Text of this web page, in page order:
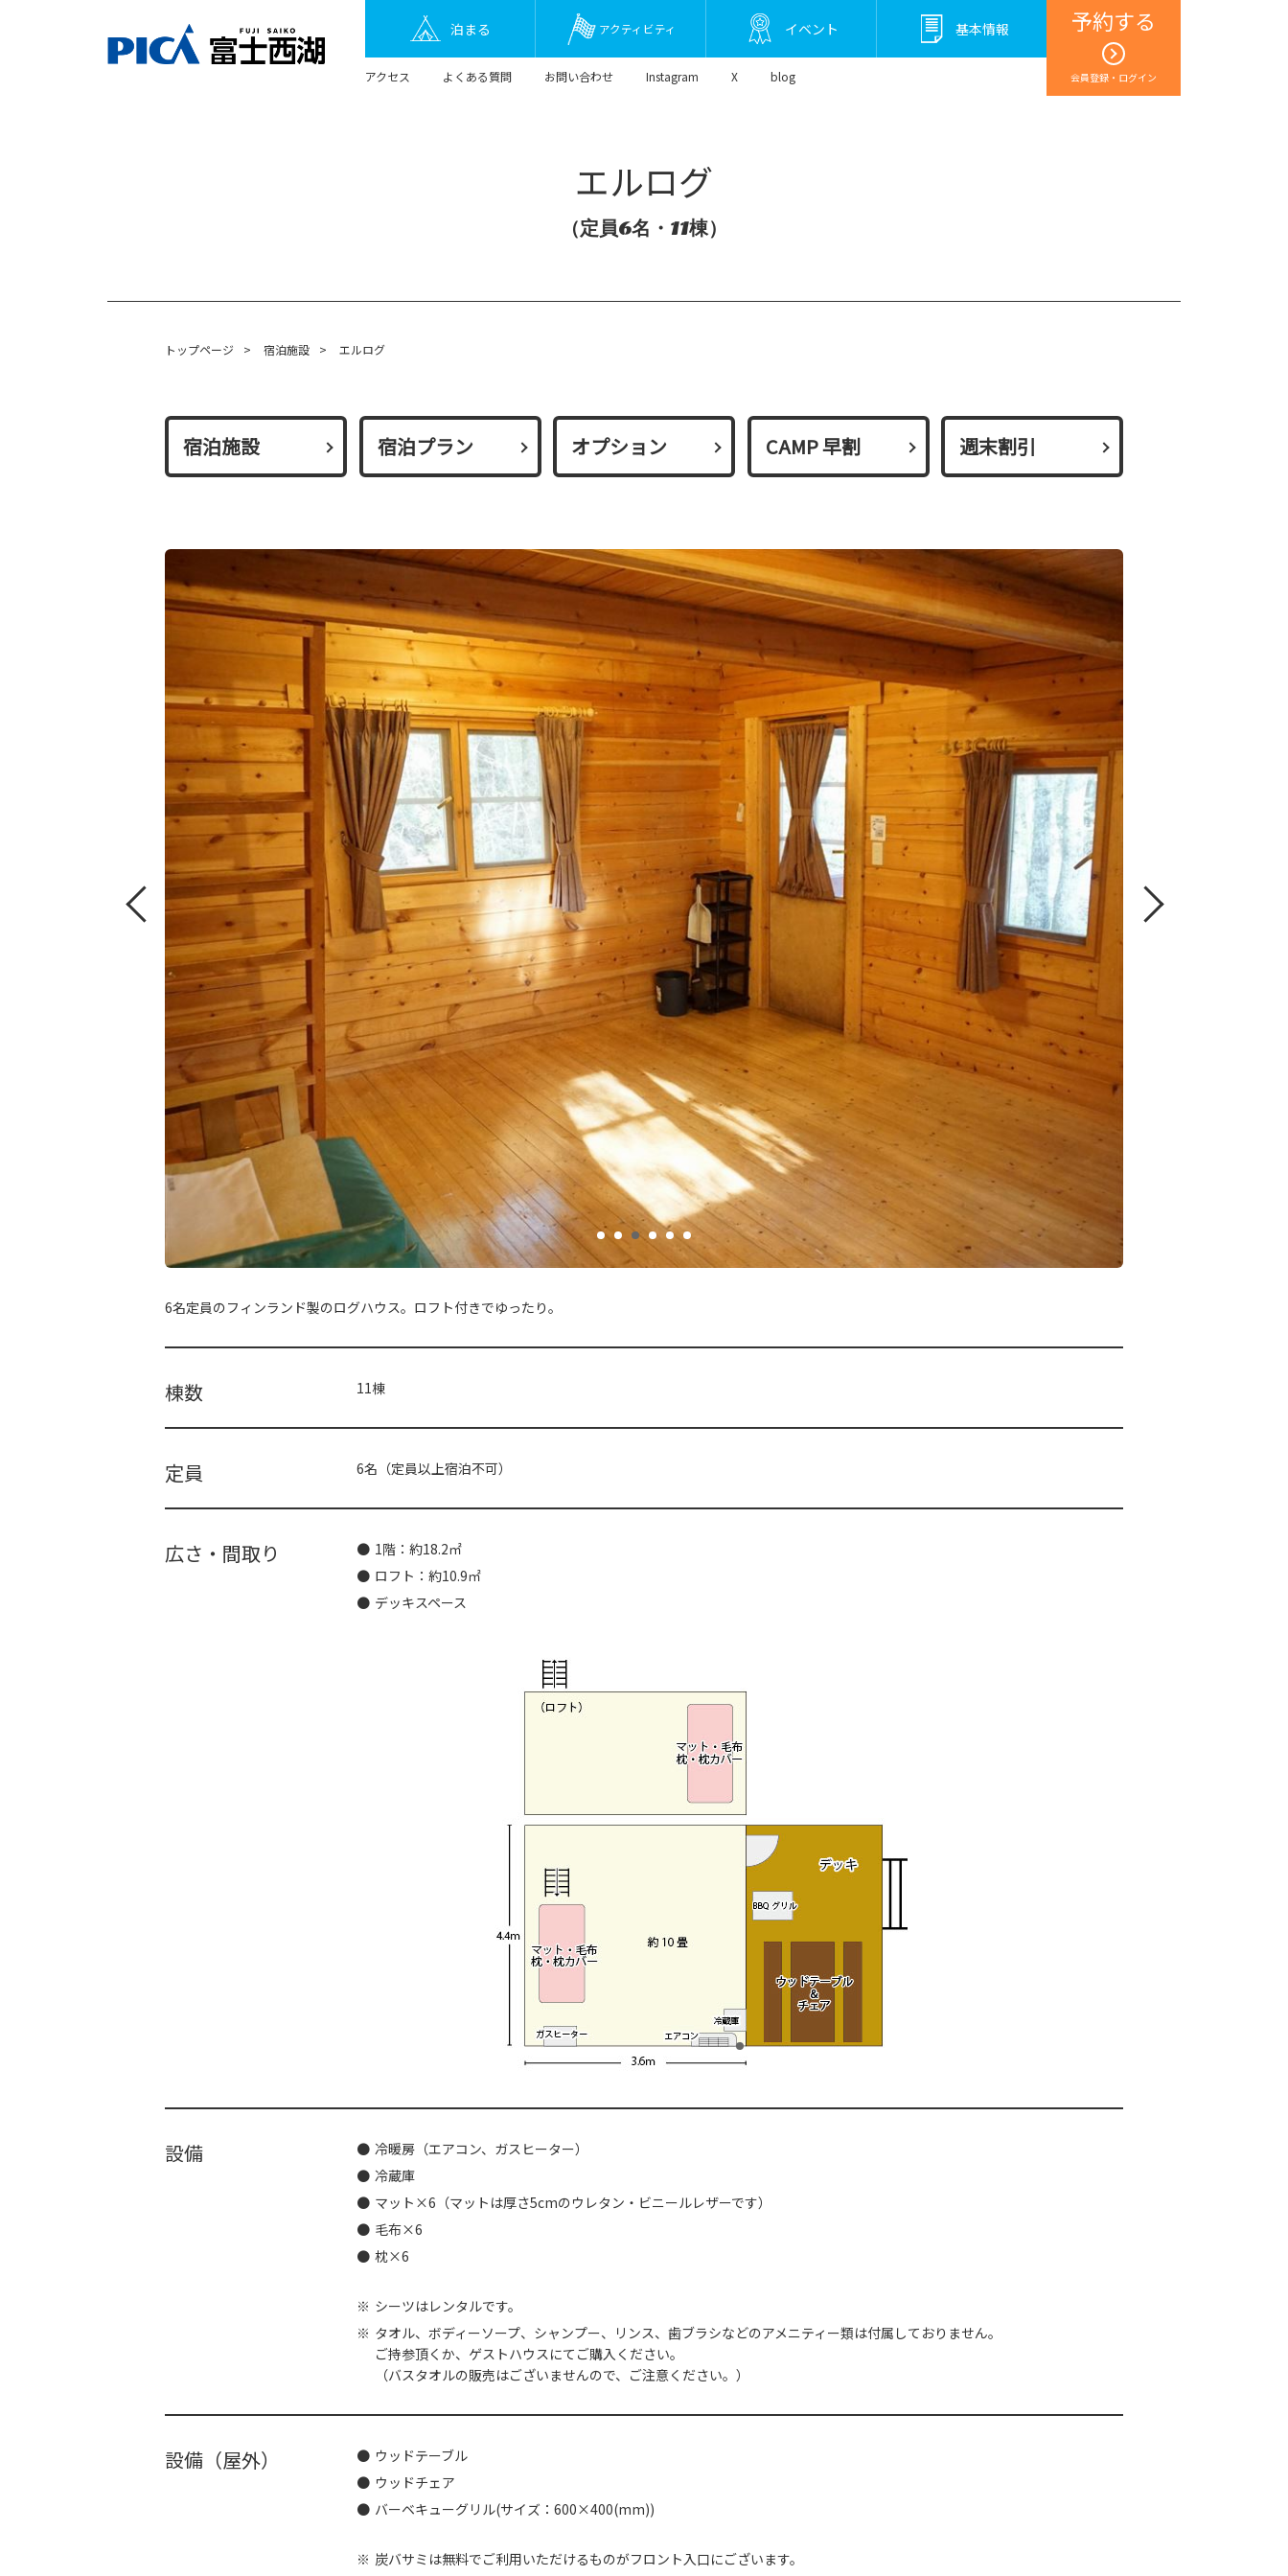
予約する
会員登録・ログイン
泊まる アクティビティ イベント 基本情報
アクセス よくある質問 お問い合わせ Instagram X blog
エルログ
（定員6名・11棟）
トップページ > 宿泊施設 > エルログ
宿泊施設 宿泊プラン オプション CAMP 早割 週末割引
6名定員のフィンランド製のログハウス。ロフト付きでゆったり。
棟数 11棟
定員 6名（定員以上宿泊不可）
広さ・間取り
1階：約18.2㎡
ロフト：約10.9㎡
デッキスペース
設備
冷暖房（エアコン、ガスヒーター）
冷蔵庫
マット×6（マットは厚さ5cmのウレタン・ビニールレザーです）
毛布×6
枕×6
シーツはレンタルです。
タオル、ボディーソープ、シャンプー、リンス、歯ブラシなどのアメニティー類は付属しておりません。
ご持参頂くか、ゲストハウスにてご購入ください。
（バスタオルの販売はございませんので、ご注意ください。）
設備（屋外）
ウッドテーブル
ウッドチェア
バーベキューグリル(サイズ：600×400(mm))
炭バサミは無料でご利用いただけるものがフロント入口にございます。